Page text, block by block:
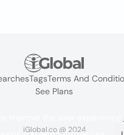
TagsTerms And
See Plans
iGlobal.co @ 2024